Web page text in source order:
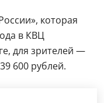
которая
в КВЦ
для зрителей —
600 рублей.